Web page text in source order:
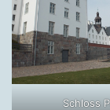
Schloss